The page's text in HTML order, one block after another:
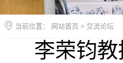
当前位置： 网站首页 > 交流论坛
李荣钧